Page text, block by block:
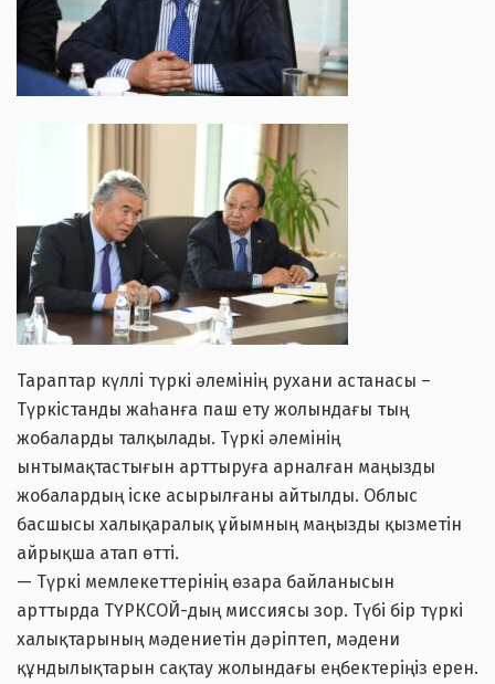
Тараптар күллі түркі әлемінің рухани астанасы –
Түркістанды жаһанға паш ету жолындағы тың
жобаларды талқылады. Түркі әлемінің
ынтымақтастығын арттыруға арналған маңызды
жобалардың іске асырылғаны айтылды. Облыс
басшысы халықаралық ұйымның маңызды қызметін
айрықша атап өтті.
— Түркі мемлекеттерінің өзара байланысын
арттырда ТҮРКСОЙ-дың миссиясы зор. Түбі бір түркі
халықтарының мәдениетін дәріптеп, мәдени
құндылықтарын сақтау жолындағы еңбектеріңіз ерен.